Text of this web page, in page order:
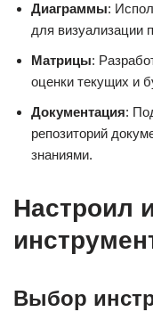
Диаграммы:
для визуализации
Матрицы:
оценки текущих и
Документация:
репозиторий
знаниями.
Настроил
Выбор